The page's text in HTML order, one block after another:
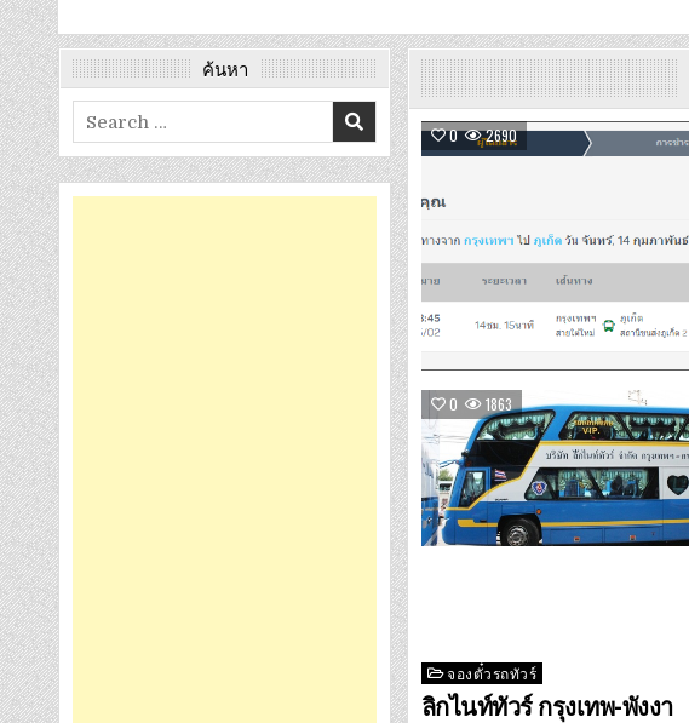
0 2690
0 1863
Posted
in
จองตั๋วรถทัวร์
ลิกไนท์ทัวร์ กรุงเทพ-พังงา
ค้นหา
Search
for: